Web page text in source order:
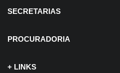
SECRETARIAS
PROCURADORIA
+ LINKS